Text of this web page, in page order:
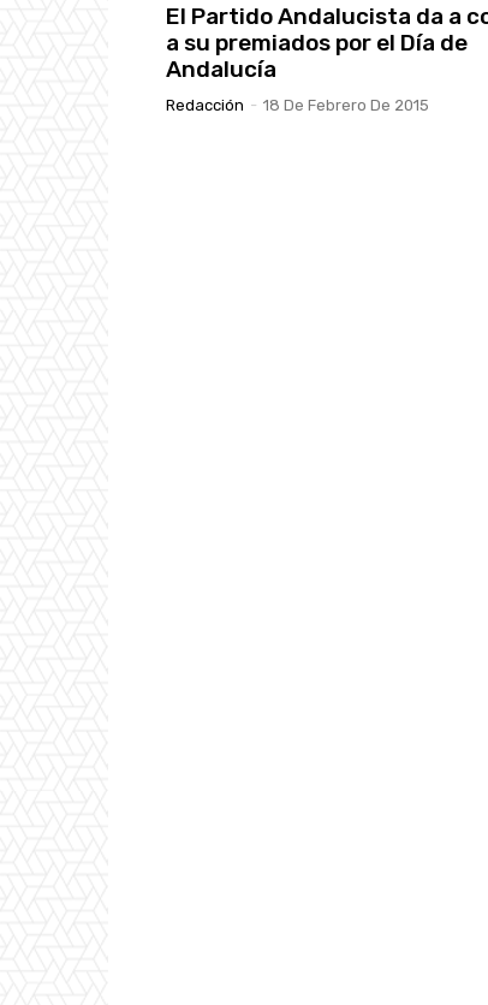
El Partido Andalucista da a
a su premiados por el Día de
Andalucía
Redacción - 18 De Febrero De 2015